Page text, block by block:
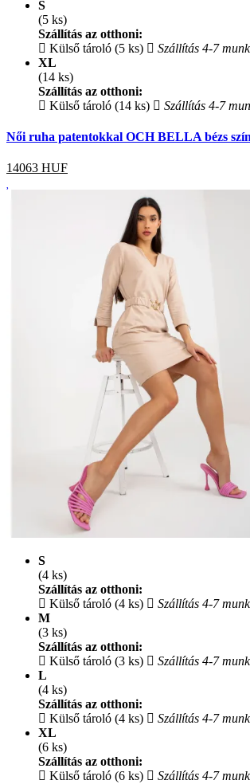
S
(5 ks)
Szállítás az otthoni:
Külső tároló (5 ks)
Szállítás 4-7
XL
(14 ks)
Szállítás az otthoni:
Külső tároló (14 ks)
Szállítás 4-7
Női ruha patentokkal OCH BELLA bézs
14063 HUF
S
(4 ks)
Szállítás az otthoni:
Külső tároló (4 ks)
Szállítás 4-7
M
(3 ks)
Szállítás az otthoni:
Külső tároló (3 ks)
Szállítás 4-7
L
(4 ks)
Szállítás az otthoni:
Külső tároló (4 ks)
Szállítás 4-7
XL
(6 ks)
Szállítás az otthoni:
Külső tároló (6 ks)
Szállítás 4-7